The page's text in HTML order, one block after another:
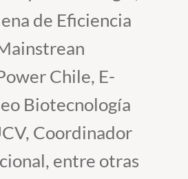
de Eficiencia
Chile, E-
Biotecnología
Coordinador
entre otras